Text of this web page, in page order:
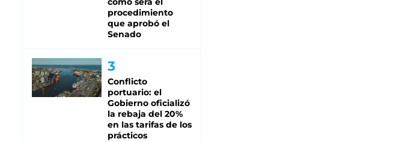
procedimiento
que aprobó el
Senado
Conflicto
portuario: el
Gobierno oficializó
la rebaja del 20%
en las tarifas de los
prácticos